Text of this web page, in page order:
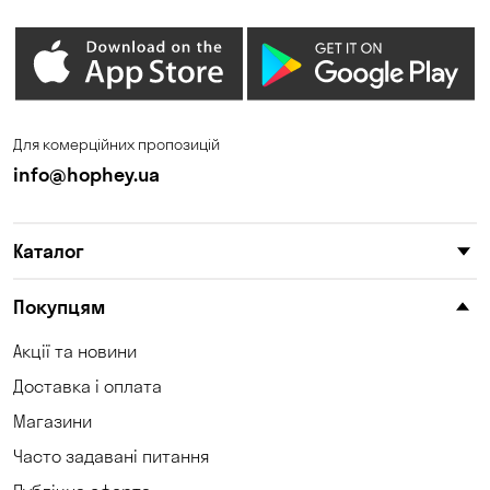
Дніпро Зазим’є
Кам'янське
Корсунці
Коцюбинське
Кривий Ріг
Для комерційних пропозицій
info@hophey.ua
Каталог
Покупцям
Акції та новини
Доставка і оплата
Магазини
Часто задавані питання